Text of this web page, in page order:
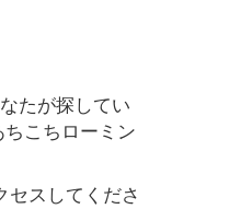
たが探してい
こちローミン
セスしてくださ